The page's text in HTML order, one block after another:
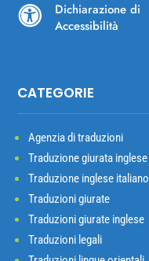

Dichiarazione di
Accessibilità
CATEGORIE
Agenzia di traduzioni
Traduzione giurata inglese
Traduzione inglese italiano
Traduzioni giurate
Traduzioni giurate inglese
Traduzioni legali